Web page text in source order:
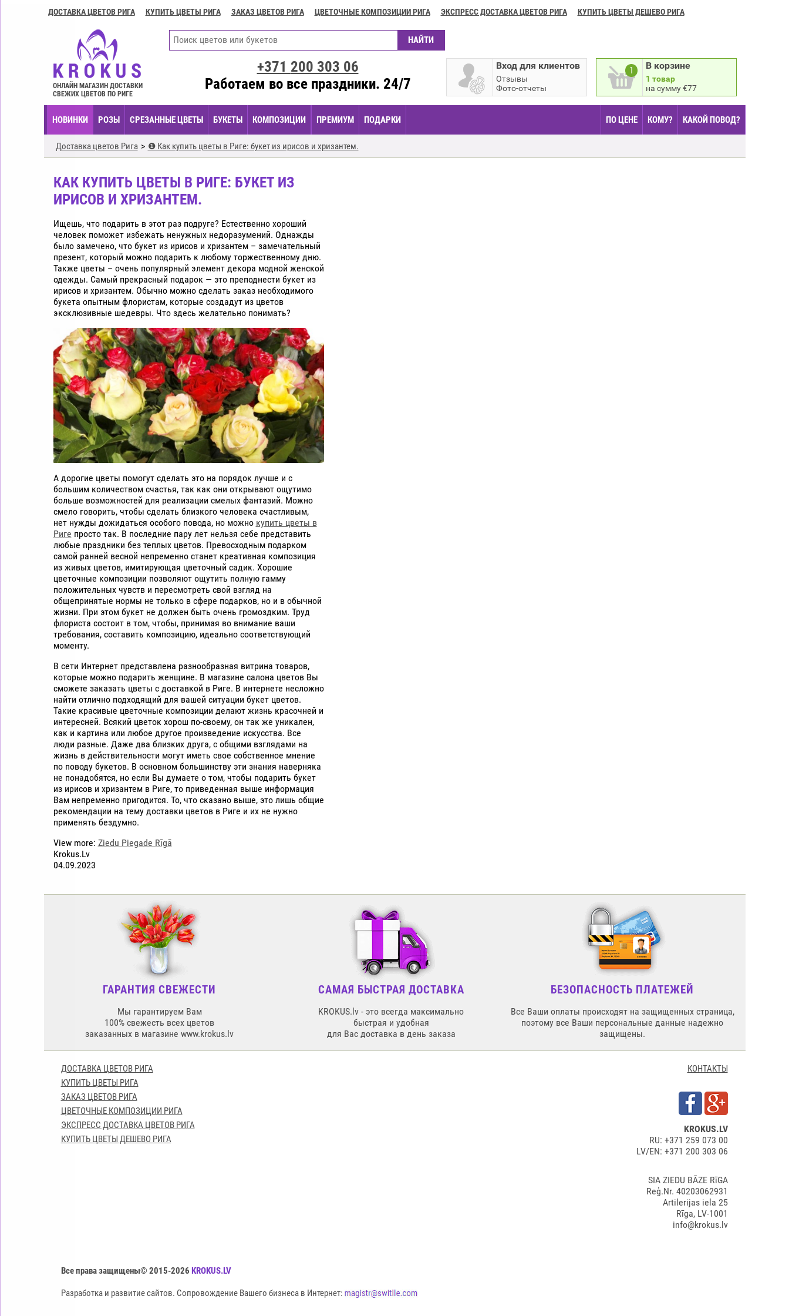
Доставка
Цветочные
ДОСТАВКА ЦВЕТОВ РИГА КУПИТЬ ЦВЕТЫ РИГА ЗАКАЗ ЦВЕТОВ РИГА ЦВЕТОЧНЫЕ КОМПОЗИЦИИ РИГА ЭКСПРЕСС ДОСТАВКА ЦВЕТОВ РИГА КУПИТЬ ЦВЕТЫ ДЕШЕВО РИГА
ОНЛАЙН МАГАЗИН ДОСТАВКИ
СВЕЖИХ ЦВЕТОВ ПО РИГЕ
1 В корзине
1 товар
на сумму €77
Вход для клиентов
Отзывы
Фото-отчеты
+371 200 303 06
Работаем во все праздники. 24/7
НОВИНКИ РОЗЫ СРЕЗАННЫЕ ЦВЕТЫ БУКЕТЫ КОМПОЗИЦИИ ПРЕМИУМ ПОДАРКИ ПО ЦЕНЕ КОМУ? КАКОЙ ПОВОД?
Доставка цветов Рига ❶ Как купить цветы в Риге: букет из ирисов и хризантем.
КАК КУПИТЬ ЦВЕТЫ В РИГЕ: БУКЕТ ИЗ
ИРИСОВ И ХРИЗАНТЕМ.
Ищешь, что подарить в этот раз подруге? Естественно хороший
человек поможет избежать ненужных недоразумений. Однажды
было замечено, что букет из ирисов и хризантем – замечательный
презент, который можно подарить к любому торжественному дню.
Также цветы – очень популярный элемент декора модной женской
одежды. Самый прекрасный подарок — это преподнести букет из
ирисов и хризантем. Обычно можно сделать заказ необходимого
букета опытным флористам, которые создадут из цветов
эксклюзивные шедевры. Что здесь желательно понимать?
А дорогие цветы помогут сделать это на порядок лучше и с
большим количеством счастья, так как они открывают ощутимо
больше возможностей для реализации смелых фантазий. Можно
смело говорить, чтобы сделать близкого человека счастливым,
нет нужды дожидаться особого повода, но можно купить цветы в
Риге просто так. В последние пару лет нельзя себе представить
любые праздники без теплых цветов. Превосходным подарком
самой ранней весной непременно станет креативная композиция
из живых цветов, имитирующая цветочный садик. Хорошие
цветочные композиции позволяют ощутить полную гамму
положительных чувств и пересмотреть свой взгляд на
общепринятые нормы не только в сфере подарков, но и в обычной
жизни. При этом букет не должен быть очень громоздким. Труд
флориста состоит в том, чтобы, принимая во внимание ваши
требования, составить композицию, идеально соответствующий
моменту.
В сети Интернет представлена разнообразная витрина товаров,
которые можно подарить женщине. В магазине салона цветов Вы
сможете заказать цветы с доставкой в Риге. В интернете несложно
найти отлично подходящий для вашей ситуации букет цветов.
Такие красивые цветочные композиции делают жизнь красочней и
интересней. Всякий цветок хорош по-своему, он так же уникален,
как и картина или любое другое произведение искусства. Все
люди разные. Даже два близких друга, с общими взглядами на
жизнь в действительности могут иметь свое собственное мнение
по поводу букетов. В основном большинству эти знания наверняка
не понадобятся, но если Вы думаете о том, чтобы подарить букет
из ирисов и хризантем в Риге, то приведенная выше информация
Вам непременно пригодится. То, что сказано выше, это лишь общие
рекомендации на тему доставки цветов в Риге и их не нужно
применять бездумно.
View more: Ziedu Piegade Rīgā
Krokus.Lv
04.09.2023
ГАРАНТИЯ СВЕЖЕСТИ
Мы гарантируем Вам
100% свежесть всех цветов
заказанных в магазине www.krokus.lv
САМАЯ БЫСТРАЯ ДОСТАВКА
KROKUS.lv - это всегда максимально
быстрая и удобная
для Вас доставка в день заказа
БЕЗОПАСНОСТЬ ПЛАТЕЖЕЙ
Все Ваши оплаты происходят на защищенных страница,
поэтому все Ваши персональные данные надежно
защищены.
ДОСТАВКА ЦВЕТОВ РИГА
КУПИТЬ ЦВЕТЫ РИГА
ЗАКАЗ ЦВЕТОВ РИГА
ЦВЕТОЧНЫЕ КОМПОЗИЦИИ РИГА
ЭКСПРЕСС ДОСТАВКА ЦВЕТОВ РИГА
КУПИТЬ ЦВЕТЫ ДЕШЕВО РИГА
КОНТАКТЫ
KROKUS.LV
RU: +371 259 073 00
LV/EN: +371 200 303 06
SIA ZIEDU BĀZE RīGA
Reģ.Nr. 40203062931
Artilerijas iela 25
Rīga, LV-1001
info@krokus.lv
Все права защищены© 2015-2026 KROKUS.LV
Разработка и развитие сайтов. Сопровождение Вашего бизнеса в Интернет: